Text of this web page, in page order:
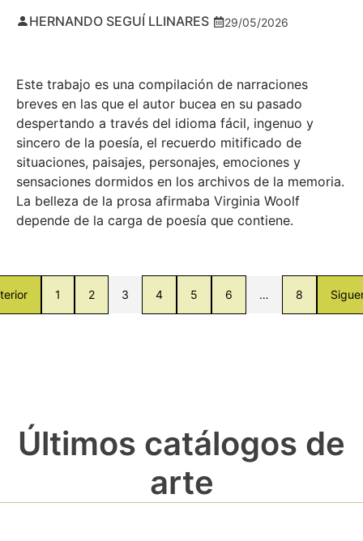
HERNANDO SEGUÍ LLINARES 29/05/2026
Este trabajo es una compilación de narraciones
breves en las que el autor bucea en su pasado
despertando a través del idioma fácil, ingenuo y
sincero de la poesía, el recuerdo mitificado de
situaciones, paisajes, personajes, emociones y
sensaciones dormidos en los archivos de la memoria.
La belleza de la prosa afirmaba Virginia Woolf
depende de la carga de poesía que contiene.
1 2 3 4 5 6 … 8
Últimos catálogos de
arte